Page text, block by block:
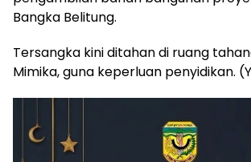
Bangka Belitung.
Tersangka kini ditahan di ruang
Mimika, guna keperluan penyidikan.